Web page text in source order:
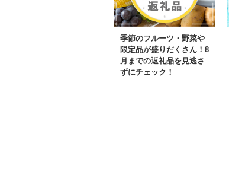
季節のフルーツ・野菜や
限定品が盛りだくさん！8
月までの返礼品を見逃さ
ずにチェック！